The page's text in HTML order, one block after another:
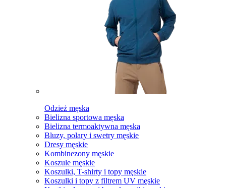
Odzież męska
Bielizna sportowa męska
Bielizna termoaktywna męska
Bluzy, polary i swetry męskie
Dresy męskie
Kombinezony męskie
Koszule męskie
Koszulki, T-shirty i topy męskie
Koszulki i topy z filtrem UV męskie